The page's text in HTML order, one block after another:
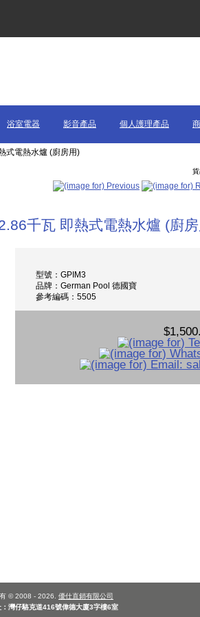
浴室電器 影音產品 個人護理產品
式電熱水爐 (廚房用)
千瓦 即熱式電熱水爐 (廚
型號：GPIM3
品牌：German Pool 德國寶
參考編碼：5505
© 2008 - 2026. 優仕直銷有限公司
：灣仔駱克道416號偉德大廈3字樓6室